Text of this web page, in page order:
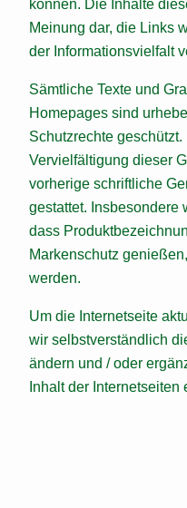
Meinung dar, die Links
der Informationsvielfalt
Sämtliche Texte und
Homepages sind
Schutzrechte
Vervielfältigung dieser
vorherige schriftliche
gestattet. Insbesondere
dass
Markenschutz
werden.
Um die Internetseite
wir selbstverständlich
ändern und / oder
Inhalt der Internetseiten